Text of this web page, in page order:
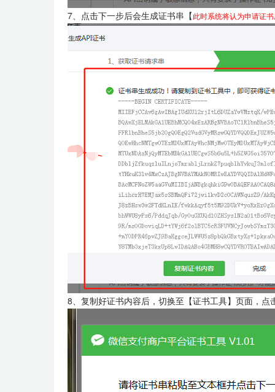
7、点击下一步后会生成证书串【此时系统将认为申请证
8、复制好证书内容后，切换至【证书工具】页面，